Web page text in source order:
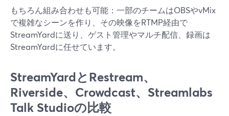
もちろん組み合わせも可能：一部のチームはOBSやvMix
で複雑なシーンを作り、その映像をRTMP経由で
StreamYardに送り、ゲスト管理やマルチ配信、録画は
StreamYardに任せています。
StreamYardとRestream、
Riverside、Crowdcast、Streamlabs
Talk Studioの比較